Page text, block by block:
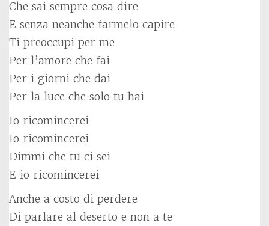
Che sai sempre cosa dire
E senza neanche farmelo capire
Ti preoccupi per me
Per l’amore che fai
Per i giorni che dai
Per la luce che solo tu hai
Io ricomincerei
Io ricomincerei
Dimmi che tu ci sei
E io ricomincerei
Anche a costo di perdere
Di parlare al deserto e non a te